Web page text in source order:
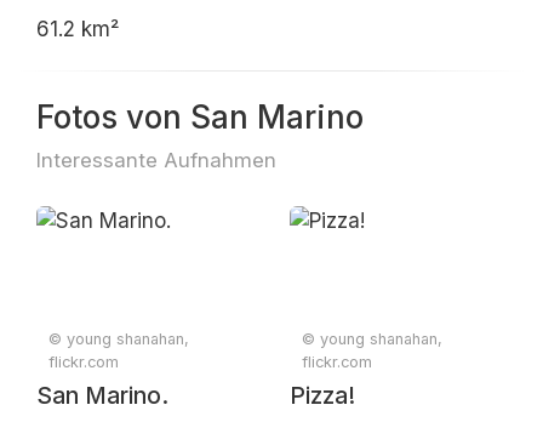
61.2 km²
Fotos von San Marino
Interessante Aufnahmen
© young shanahan,
flickr.com
San Marino.
© young shanahan,
flickr.com
Pizza!